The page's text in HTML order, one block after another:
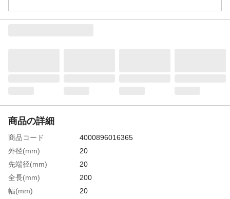
商品の詳細
商品コード
4000896016365
外径(mm)
20
先端径(mm)
20
全長(mm)
200
幅(mm)
20